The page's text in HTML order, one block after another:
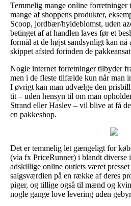
Temmelig mange online forretninger
mange af shoppens produkter,
Scoop, jordbær/hyldeblomst, uden
betinget af at handlen laves før et
formål at de højst sandsynligt kan
skippet afsted forinden de
Nogle internet forretninger tilbyder
men i de fleste tilfælde kun når man
I øvrigt kan man udvælge den
tit – uden hensyn til om man
Strand eller Haslev – vil blive at få
en pakkeshop.
Det er temmelig let gængeligt for
(via fx PriceRunner) i blandt diverse
adskillige online outlets været
salgsværdien på en række af deres
piger, og tillige også til mænd og
nogle gange love levering uden